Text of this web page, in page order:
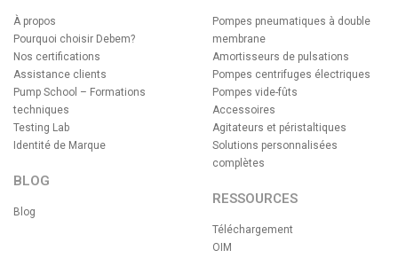
À propos
Pourquoi choisir Debem?
Nos certifications
Assistance clients
Pump School – Formations
techniques
Testing Lab
Identité de Marque
BLOG
Blog
Pompes pneumatiques à double
membrane
Amortisseurs de pulsations
Pompes centrifuges électriques
Pompes vide-fûts
Accessoires
Agitateurs et péristaltiques
Solutions personnalisées
complètes
RESSOURCES
Téléchargement
OIM